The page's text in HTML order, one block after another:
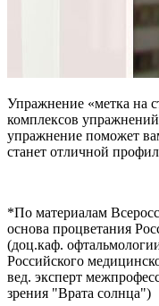
Упражнение «метка на
комплексов
упражнение поможет
станет отличной
*По материалам
основа процветания
(доц.каф.
Российского
вед. эксперт
зрения "Врата солнца")